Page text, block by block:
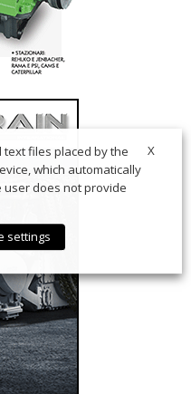
X
text files placed by the
which automatically
user does not provide
settings